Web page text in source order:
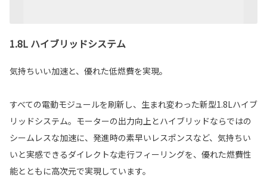
1.8L ハイブリッドシステム
気持ちいい加速と、優れた低燃費を実現。
すべての電動モジュールを刷新し、生まれ変わった新型1.8Lハイブ
リッドシステム。モーターの出力向上とハイブリッドならではの
シームレスな加速に、発進時の素早いレスポンスなど、気持ちい
いと実感できるダイレクトな走行フィーリングを、優れた燃費性
能とともに高次元で実現しています。